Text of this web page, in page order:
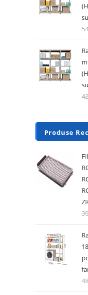
Produse